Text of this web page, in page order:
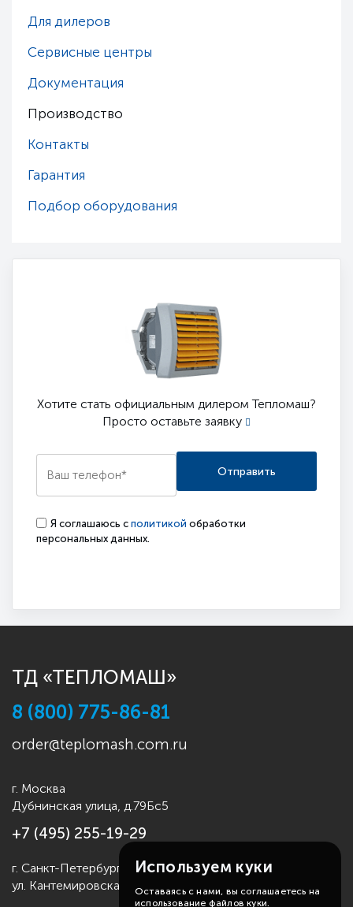
Для дилеров
Сервисные центры
Документация
Производство
Контакты
Гарантия
Подбор оборудования
Хотите стать официальным дилером Тепломаш?
Просто оставьте заявку
Отправить
Я соглашаюсь с политикой обработки
персональных данных.
ТД «ТЕПЛОМАШ»
8 (800) 775-86-81
order@teplomash.com.ru
г. Москва
Дубнинская улица, д.79Бс5
+7 (495) 255-19-29
г. Санкт-Петербург
ул. Кантемировская д.4
Используем куки
Оставаясь с нами, вы соглашаетесь на
использование файлов куки.